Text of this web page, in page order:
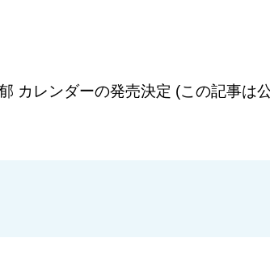
カレンダーの発売決定 (この記事は